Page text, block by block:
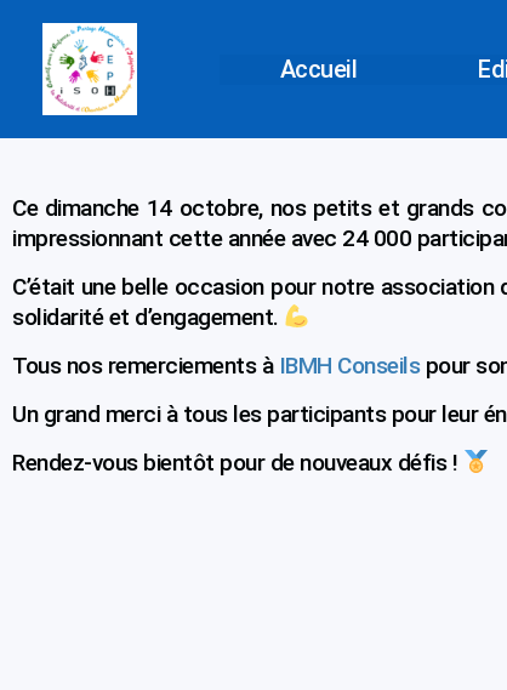
contenu
Accueil
Ce dimanche 14 octobre, nos petits et grands
impressionnant cette année avec 24 000
C’était une belle occasion pour notre
solidarité et d’engagement.
Tous nos remerciements à IBMH Conseilspour
Un grand merci à tous les participants pour leur
Rendez-vous bientôt pour de nouveaux défis !